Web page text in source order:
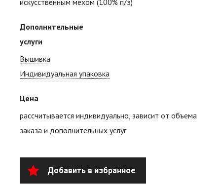
искусственным мехом (100% п/э)
Дополнительные
услуги
Вышивка
Индивидуальная упаковка
Цена
рассчитывается индивидуально, зависит от объема
заказа и дополнительных услуг
Добавить в избранное